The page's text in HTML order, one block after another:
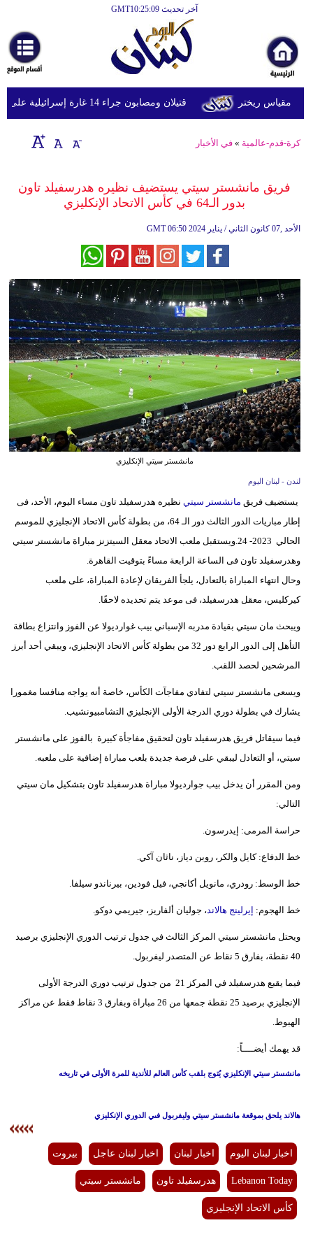
آخر تحديث GMT10:25:09
أخبارعاجلة
رياضة
ثقافة
إقتصاد
وموسيقى
سياحة
وسفر
ديكور
أخبار
إعلام
تعليم
أزياء
إسلامية
وتكنولوجيا
مدوَّنات
فيديو
قتيلان ومصابون جراء 14 غارة إسرائيلية على شرق وجنوب لبنان
كرة-قدم-عالمية »في الأخبار
فريق مانشستر سيتي يستضيف نظيره هدرسفيلد تاون
بدور الـ64 في كأس الاتحاد الإنكليزي
GMT 06:50 2024 الأحد ,07 كانون الثاني / يناير
مانشستر سيتي الإنكليزي
لندن - لبنان اليوم
يستضيف فريق مانشستر سيتي نظيره هدرسفيلد تاون مساء اليوم، الأحد، فى
إطار مباريات الدور الثالث دور الـ 64، من بطولة كأس الاتحاد الإنجليزي للموسم
الحالي 2023- 24.ويستقبل ملعب الاتحاد معقل السيتزنز مباراة مانشستر سيتي
وهدرسفيلد تاون فى الساعة الرابعة مساءً بتوقيت القاهرة.
وحال انتهاء المباراة بالتعادل، يلجأ الفريقان لإعادة المباراة، على ملعب
كيركليس، معقل هدرسفيلد، فى موعد يتم تحديده لاحقًا.
ويبحث مان سيتي بقيادة مدربه الإسباني بيب غوارديولا عن الفوز وانتزاع بطاقة
التأهل إلى الدور الرابع دور 32 من بطولة كأس الاتحاد الإنجليزي، ويبقي أحد أبرز
المرشحين لحصد اللقب.
ويسعى مانشستر سيتي لتفادي مفاجآت الكأس، خاصة أنه يواجه منافسا مغمورا
يشارك في بطولة دوري الدرجة الأولى الإنجليزي التشامبيونشيب.
فيما سيقاتل فريق هدرسفيلد تاون لتحقيق مفاجأة كبيرة بالفوز على مانشستر
سيتي، أو التعادل ليبقي على فرصة جديدة بلعب مباراة إضافية على ملعبه.
ومن المقرر أن يدخل بيب جوارديولا مباراة هدرسفيلد تاون بتشكيل مان سيتي
التالي:
حراسة المرمى: إيدرسون.
خط الدفاع: كايل والكر، روبن دياز، ناثان آكي.
خط الوسط: رودري، مانويل أكانجي، فيل فودين، بيرناندو سيلفا.
خط الهجوم: إيرلينج هالاند، جوليان ألفاريز، جيريمي دوكو.
ويحتل مانشستر سيتي المركز الثالث في جدول ترتيب الدوري الإنجليزي برصيد
40 نقطة، بفارق 5 نقاط عن المتصدر ليفربول.
فيما يقبع هدرسفيلد في المركز 21 من جدول ترتيب دوري الدرجة الأولى
الإنجليزي برصيد 25 نقطة جمعها من 26 مباراة وبفارق 3 نقاط فقط عن مراكز
الهبوط.
قد يهمك أيضــــاً:
مانشستر سيتي الإنكليزي يُتوج بلقب كأس العالم للأندية للمرة الأولى في تاريخه
هالاند يلحق بموقعة مانشستر سيتي وليفربول فىي الدوري الإنكليزي
اخبار لبنان اليوم اخبار لبنان اخبار لبنان عاجل بيروت
Lebanon Today هدرسفيلد تاون مانشستر سيتي
كأس الاتحاد الإنجليزي